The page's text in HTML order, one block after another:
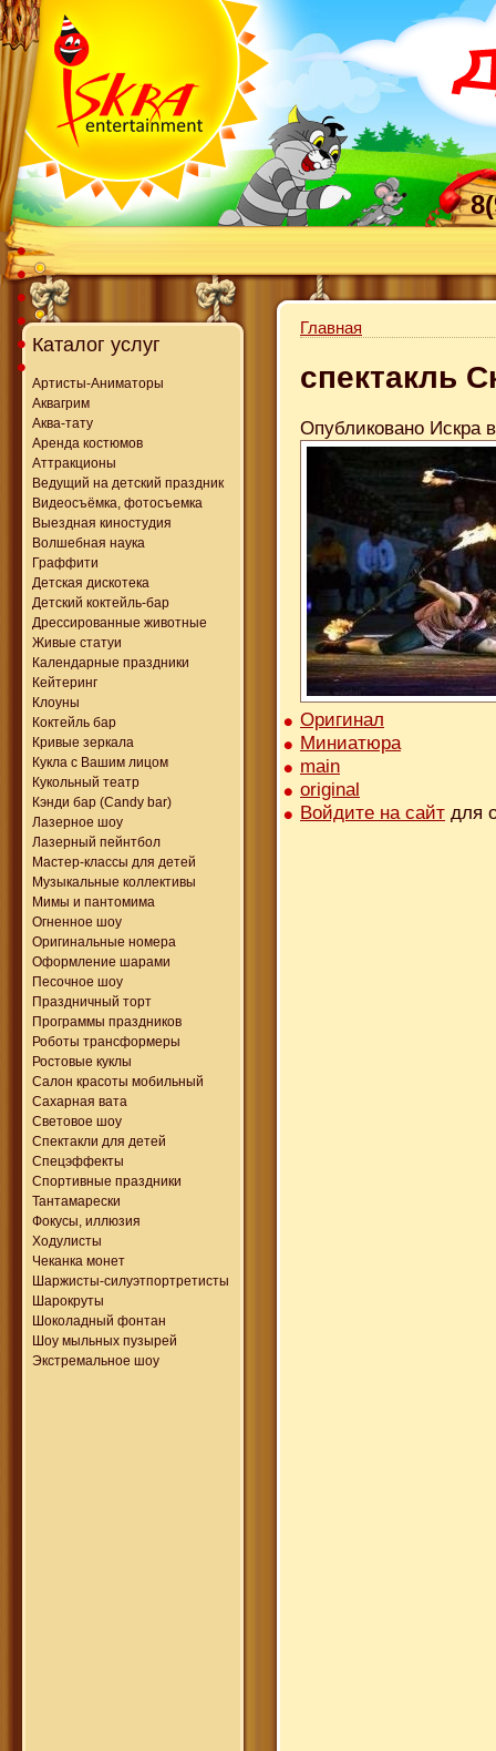
Каталог услуг
Артисты-Аниматоры
Аквагрим
Аква-тату
Аренда костюмов
Аттракционы
Ведущий на детский праздник
Видеосъёмка, фотосъемка
Выездная киностудия
Волшебная наука
Граффити
Детская дискотека
Детский коктейль-бар
Дрессированные животные
Живые статуи
Календарные праздники
Кейтеринг
Клоуны
Коктейль бар
Кривые зеркала
Кукла с Вашим лицом
Кукольный театр
Кэнди бар (Candy bar)
Лазерное шоу
Лазерный пейнтбол
Мастер-классы для детей
Музыкальные коллективы
Мимы и пантомима
Огненное шоу
Оригинальные номера
Оформление шарами
Песочное шоу
Праздничный торт
Программы праздников
Роботы трансформеры
Ростовые куклы
Салон красоты мобильный
Сахарная вата
Световое шоу
Спектакли для детей
Спецэффекты
Спортивные праздники
Тантамарески
Фокусы, иллюзия
Ходулисты
Чеканка монет
Шаржисты-силуэтпортретисты
Шарокруты
Шоколадный фонтан
Шоу мыльных пузырей
Экстремальное шоу
Главная
спектакль
Опубликовано Искра
Оригинал
Миниатюра
main
original
Войдите на сайт для